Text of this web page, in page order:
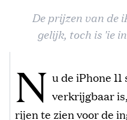
De prijzen van de
gelijk, toch is 'ie
N u de iPhone
verkrijgbaar
rijen te zien voor de